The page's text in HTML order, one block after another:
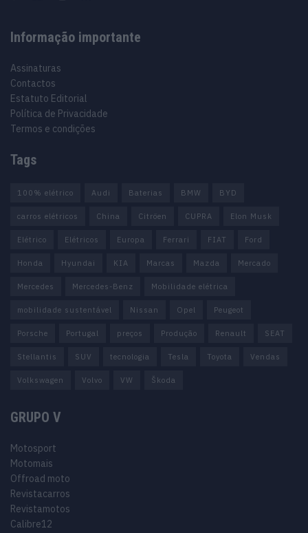
Informação importante
Assinaturas
Contactos
Estatuto Editorial
Política de Privacidade
Termos e condições
Tags
100% elétrico Audi Baterias BMW BYD
carros elétricos China Citröen CUPRA Elon Musk
Elétrico Elétricos Europa Ferrari FIAT Ford
Honda Hyundai KIA Marcas Mazda Mercado
Mercedes Mercedes-Benz Mobilidade elétrica
mobilidade sustentável Nissan Opel Peugeot
Porsche Portugal preços Produção Renault SEAT
Stellantis SUV tecnologia Tesla Toyota Vendas
Volkswagen Volvo VW Škoda
GRUPO V
Motosport
Motomais
Offroad moto
Revistacarros
Revistamotos
Calibre12